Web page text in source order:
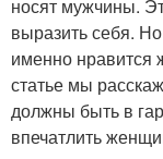
носят мужчины.
выразить себя.
именно нравится
статье мы
должны быть в
впечатлить